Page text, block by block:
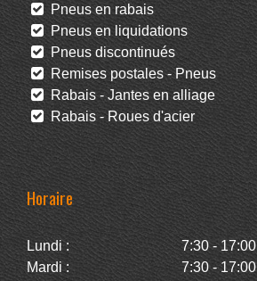
Pneus en rabais
Pneus en liquidations
Pneus discontinués
Remises postales - Pneus
Rabais - Jantes en alliage
Rabais - Roues d'acier
Horaire
Lundi :
7:30 - 17:00
Mardi :
7:30 - 17:00